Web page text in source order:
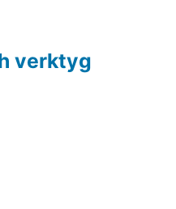
verktyg